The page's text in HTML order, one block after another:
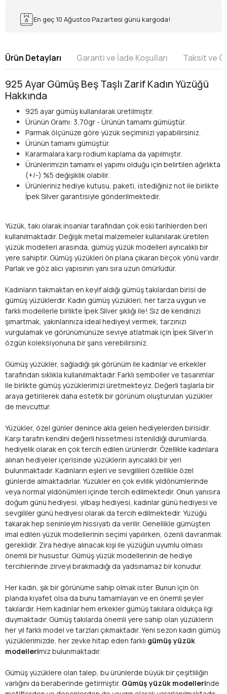
En geç 10 Ağustos Pazartesi günü kargoda!
Ürün Detayları Garanti ve İade Koşulları Taksit ve
925 Ayar Gümüş Beş Taşlı Zarif Kadın Yüzüğü
Hakkında
925 ayar gümüş kullanılarak üretilmiştir.
Ürünün Gramı: 3,70gr - Ürünün tamamı gümüştür.
Parmak ölçünüze göre yüzük seçiminizi yapabilirsiniz.
Ürünün tamamı gümüştür.
Kararmalara karşı rodium kaplama da yapılmıştır.
Ürünlerimizin tamamı el yapımı olduğu için belirtilen ağırlıkta
(+/-) %5 değişiklik olabilir.
Ürünleriniz hediye kutusu, paketi, istediğiniz not ile birlikte
İpek Silver garantisiyle gönderilmektedir.
Yüzük, takı olarak insanlar tarafından çok eski tarihlerden beri
kullanılmaktadır. Değişik metal malzemeler kullanılarak üretilen
yüzük modelleri arasında, gümüş yüzük modelleri ayrıcalıklı bir
yere sahiptir. Gümüş yüzükleri ön plana çıkaran birçok yönü vardır.
Parlak ve göz alıcı yapısının yanı sıra uzun ömürlüdür.
Kadınların takmaktan en keyif aldığı gümüş takılardan birisi de
gümüş yüzüklerdir. Kadın gümüş yüzükleri, her tarza uygun ve
farklı modellerle birlikte İpek Silver şıklığı ile! Siz de kendinizi
şımartmak, yakınlarınıza ideal hediyeyi vermek, tarzınızı
vurgulamak ve görünümünüze seviye atlatmak için İpek Silver’ın
özgün koleksiyonuna bir şans verebilirsiniz.
Gümüş yüzükler, sağladığı şık görünüm ile kadınlar ve erkekler
tarafından sıklıkla kullanılmaktadır. Farklı semboller ve tasarımlar
ile birlikte gümüş yüzüklerimizi üretmekteyiz. Değerli taşlarla bir
araya getirilerek daha estetik bir görünüm oluşturulan yüzükler
de mevcuttur.
Yüzükler, özel günler denince akla gelen hediyelerden birisidir.
Karşı tarafın kendini değerli hissetmesi istenildiği durumlarda,
hediyelik olarak en çok tercih edilen ürünlerdir. Özellikle kadınlara
alınan hediyeler içerisinde yüzüklerin ayrıcalıklı bir yeri
bulunmaktadır. Kadınların eşleri ve sevgilileri özellikle özel
günlerde almaktadırlar. Yüzükler en çok evlilik yıldönümlerinde
veya normal yıldönümleri içinde tercih edilmektedir. Onun yanısıra
doğum günü hediyesi, yılbaşı hediyesi, kadınlar günü hediyesi ve
sevgililer günü hediyesi olarak da tercih edilmektedir. Yüzüğü
takarak hep seninleyim hissiyatı da verilir. Genellikle gümüşten
imal edilen yüzük modellerinin seçimi yapılırken, özenli davranmak
gereklidir. Zira hediye alınacak kişi ile yüzüğün uyumlu olması
önemli bir husustur. Gümüş yüzük modellerinin de hediye
tercihlerinde zirveyi bırakmadığı da yadsınamaz bir konudur.
Her kadın, şık bir görünüme sahip olmak ister. Bunun için ön
planda kıyafet olsa da bunu tamamlayan ve en önemli şeyler
takılardır. Hem kadınlar hem erkekler gümüş takılara oldukça ilgi
duymaktadır. Gümüş takılarda önemli yere sahip olan yüzüklerin
her yıl farklı model ve tarzları çıkmaktadır. Yeni sezon kadın gümüş
yüzüklerimizde, her zevke hitap eden farklı gümüş yüzük
modellerimiz bulunmaktadır.
Gümüş yüzüklere olan talep, bu ürünlerde büyük bir çeşitliliğin
varlığını da beraberinde getirmiştir. Gümüş yüzük modellerinde